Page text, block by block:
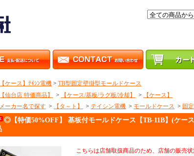
【ケース】ﾃｲｼﾝ電機 > TB型固定壁掛型モールドケース
【仙台店 特価商品】 > 【ケース/基板/ラグ板/冷却】 >
【ケース】
メーカー名で探す > 【タ～ト】 > テイシン電機 > モールドケース > 固
◎【特価50%OFF】 基板付モールドケース【TB-11B】(ケー
こちらは店舗取扱商品のため、店舗の販売